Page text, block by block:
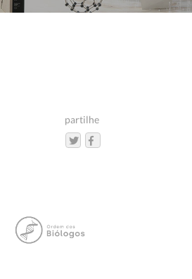
partilhe